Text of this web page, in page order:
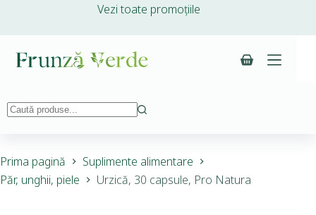
Vezi toate promoțiile
Prima pagină
Suplimente alimentare
Păr, unghii, piele
Urzică, 30 capsule, Pro Natura